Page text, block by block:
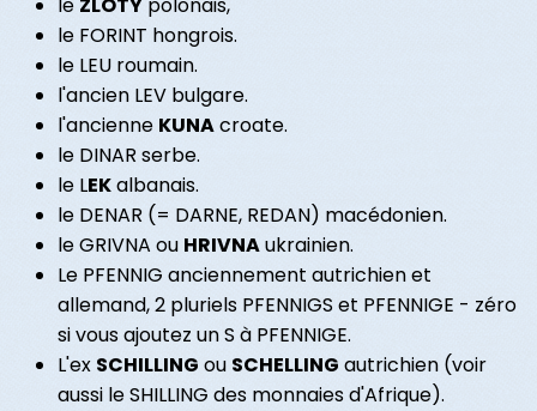
le ZLOTY polonais,
le FORINT hongrois.
le LEU roumain.
l'ancien LEV bulgare.
l'ancienne KUNAcroate.
le DINAR serbe.
le LEKalbanais.
le DENAR (= DARNE, REDAN) macédonien.
le GRIVNA ou HRIVNAukrainien.
Le PFENNIG anciennement autrichien et
allemand, 2 pluriels PFENNIGS et PFENNIGE - zéro
si vous ajoutez un S à PFENNIGE.
L'ex SCHILLING ou SCHELLING autrichien (voir
aussi le SHILLING des monnaies d'Afrique).